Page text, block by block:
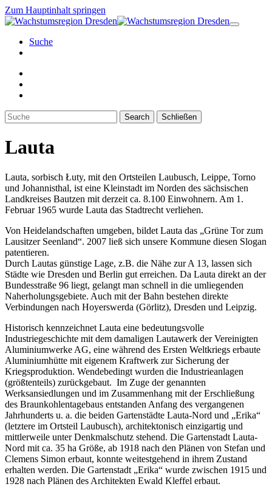
Zum Hauptinhalt springen
Suche
Search Schließen
Lauta
Lauta, sorbisch Łuty, mit den Ortsteilen Laubusch, Leippe, Torno
und Johannisthal, ist eine Kleinstadt im Norden des sächsischen
Landkreises Bautzen mit derzeit ca. 8.100 Einwohnern. Am 1.
Februar 1965 wurde Lauta das Stadtrecht verliehen.
Von Heidelandschaften umgeben, bildet Lauta das „Grüne Tor zum
Lausitzer Seenland“. 2007 ließ sich unsere Kommune diesen Slogan
patentieren.
Durch Lautas günstige Lage, z.B. die Nähe zur A 13, lassen sich
Städte wie Dresden und Berlin gut erreichen. Da Lauta direkt an der
Bundesstraße 96 liegt, gelangt man schnell in die umliegenden
Naherholungsgebiete. Auch mit der Bahn bestehen direkte
Verbindungen nach Hoyerswerda (Görlitz), Dresden und Leipzig.
Historisch kennzeichnet Lauta eine bedeutungsvolle
Industriegeschichte mit dem damaligen Lautawerk der Vereinigten
Aluminiumwerke AG, eine während des Ersten Weltkriegs erbaute
Aluminiumhütte mit eigenem Kraftwerk zur Sicherung der
Kriegsproduktion. Wendebedingt wurden die Industrieanlagen
(größtenteils) zurückgebaut. Im Zuge der genannten
Werksansiedlungen und im Zusammenhang mit der Erschließung
des Braunkohlentagebaus entstanden Anfang des vergangenen
Jahrhunderts u. a. die beiden Gartenstädte Lauta-Nord und „Erika“
(letztere im Ortsteil Laubusch), architektonisch einzigartig und
mittlerweile unter Denkmalschutz stehend. Die Gartenstadt Lauta-
Nord mit ca. 35 ha Größe, ab 1918 nach den Plänen von Stefan und
Clemens Simon erbaut, konnte weitestgehend in ihrem Zustand
erhalten werden. Die Gartenstadt „Erika“ wurde zwischen 1915 und
1928 nach Plänen des Architekten Ewald Kleffel erbaut.